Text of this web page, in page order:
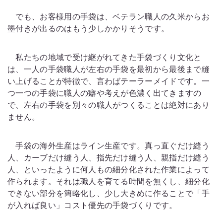
でも、お客様用の手袋は、ベテラン職人の久米からお
墨付きが出るのはもう少しかかりそうです。
私たちの地域で受け継がれてきた手袋づくり文化と
は、一人の手袋職人が左右の手袋を最初から最後まで縫
い上げることが特徴で、言わばテーラーメイドです。一
つ一つの手袋に職人の癖や考えが色濃く出てきますの
で、左右の手袋を別々の職人がつくることは絶対にあり
ません。
手袋の海外生産はライン生産です。真っ直ぐだけ縫う
人、カーブだけ縫う人、指先だけ縫う人、親指だけ縫う
人、といったように何人もの細分化された作業によって
作られます。それは職人を育てる時間を無くし、細分化
できない部分を簡略化し、少し大きめに作ることで「手
が入れば良い」コスト優先の手袋づくりです。